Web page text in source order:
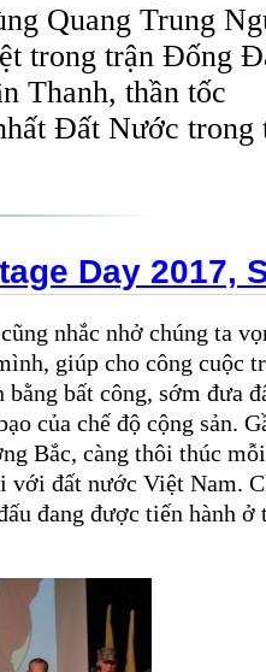
Quang Trung
trong trận Đống
Thanh, thần tốc
Đất Nước trong
Day 2017,
nhắc nhở chúng ta
giúp cho công cuộc
bất công, sớm đưa
của chế độ cộng sản.
Bắc, càng thôi thúc
với đất nước Việt Nam.
đang được tiến hành ở